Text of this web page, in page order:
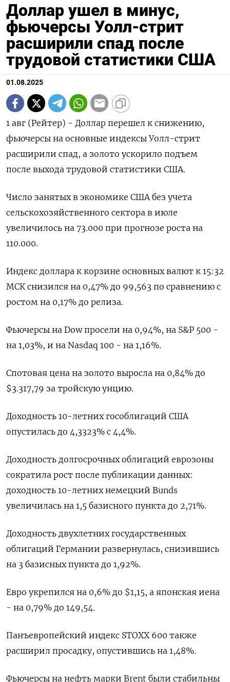
Доллар ушел в минус,
фьючерсы Уолл-стрит
расширили спад после
трудовой статистики США
01.08.2025
1 авг (Рейтер) - Доллар перешел к снижению,
фьючерсы на основные индексы Уолл-стрит
расширили спад, а золото ускорило подъем
после выхода трудовой статистики США.
Число занятых в экономике США без учета
сельскохозяйственного сектора в июле
увеличилось на 73.000 при прогнозе роста на
110.000.
Индекс доллара к корзине основных валют к 15:32
МСК снизился на 0,47% до 99,563 по сравнению с
ростом на 0,17% до релиза.
Фьючерсы на Dow просели на 0,94%, на S&P 500 -
на 1,03%, и на Nasdaq 100 - на 1,16%.
Спотовая цена на золото выросла на 0,84% до
$3.317,79 за тройскую унцию.
Доходность 10-летних гособлигаций США
опустилась до 4,3323% с 4,4%.
Доходность долгосрочных облигаций еврозоны
сократила рост после публикации данных:
доходность 10-летних немецкий Bunds
увеличилась на 1,5 базисного пункта до 2,71%.
Доходность двухлетних государственных
облигаций Германии развернулась, снизившись
на 3 базисных пункта до 1,92%.
Евро укрепился на 0,6% до $1,15, а японская иена
- на 0,79% до 149,54.
Панъевропейский индекс STOXX 600 также
расширил просадку, опустившись на 1,48%.
Фьючерсы на нефть марки Brent были стабильны